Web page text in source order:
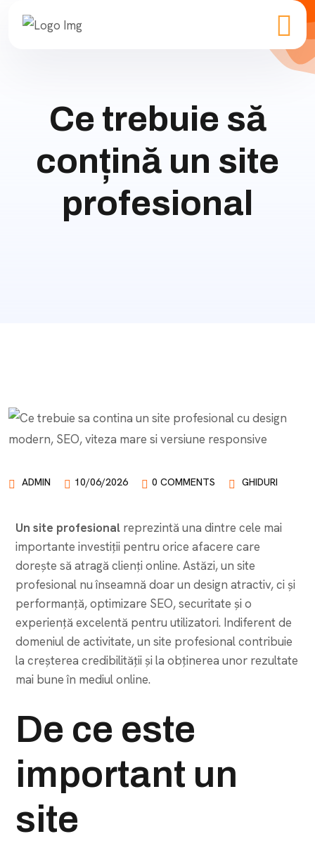
Ce trebuie să
conțină un site
profesional
ADMIN 10/06/2026 0 COMMENTS GHIDURI
Un site profesional reprezintă una dintre cele mai
importante investiții pentru orice afacere care
dorește să atragă clienți online. Astăzi, un site
profesional nu înseamnă doar un design atractiv, ci și
performanță, optimizare SEO, securitate și o
experiență excelentă pentru utilizatori. Indiferent de
domeniul de activitate, un site profesional contribuie
la creșterea credibilității și la obținerea unor rezultate
mai bune în mediul online.
De ce este
important un
site